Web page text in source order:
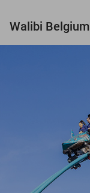
Walibi Belgium